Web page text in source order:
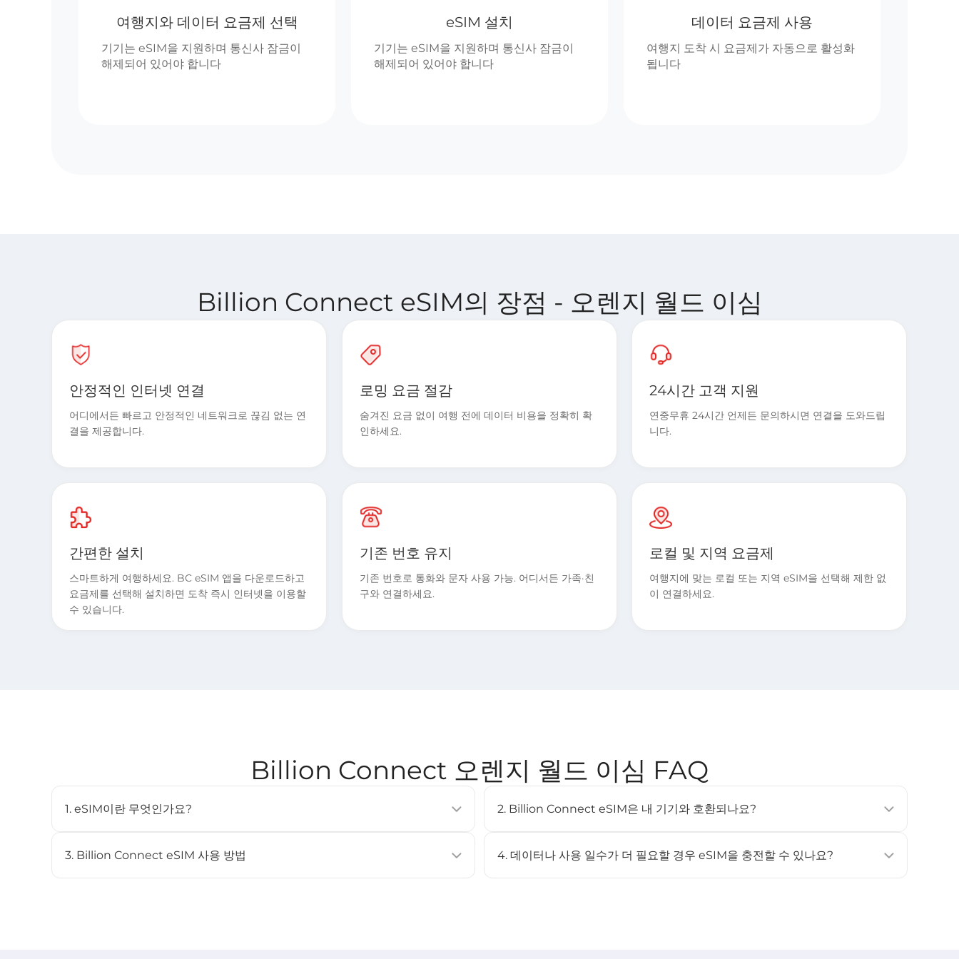
여행지와 데이터 요금제 선택
기기는 eSIM을 지원하며 통신사 잠금이
해제되어 있어야 합니다
eSIM 설치
기기는 eSIM을 지원하며 통신사 잠금이
해제되어 있어야 합니다
데이터 요금제 사용
여행지 도착 시 요금제가 자동으로 활성화
됩니다
Billion Connect eSIM의 장점 - 오렌지 월드 이심
안정적인 인터넷 연결
어디에서든 빠르고 안정적인 네트워크로 끊김 없는 연
결을 제공합니다.
로밍 요금 절감
숨겨진 요금 없이 여행 전에 데이터 비용을 정확히 확
인하세요.
24시간 고객 지원
연중무휴 24시간 언제든 문의하시면 연결을 도와드립
니다.
간편한 설치
스마트하게 여행하세요. BC eSIM 앱을 다운로드하고
요금제를 선택해 설치하면 도착 즉시 인터넷을 이용할
수 있습니다.
기존 번호 유지
기존 번호로 통화와 문자 사용 가능. 어디서든 가족·친
구와 연결하세요.
로컬 및 지역 요금제
여행지에 맞는 로컬 또는 지역 eSIM을 선택해 제한 없
이 연결하세요.
Billion Connect 오렌지 월드 이심 FAQ
1. eSIM이란 무엇인가요?
디지털 SIM입니다. 호환되는 기기에 내장되어 있으며 여러 프로필을 저장할 수 있습니다.
3. Billion Connect eSIM 사용 방법
2. Billion Connect eSIM은 내 기기와 호환되나요?
XS 이상, Google Pixel 3 이상, Samsung Galaxy S20 이상). 자세한 내용은 [
호환 기기]
페이지를 확인하세요.
4. 데이터나 사용 일수가 더 필요할 경우 eSIM을 충전할 수 있나요?